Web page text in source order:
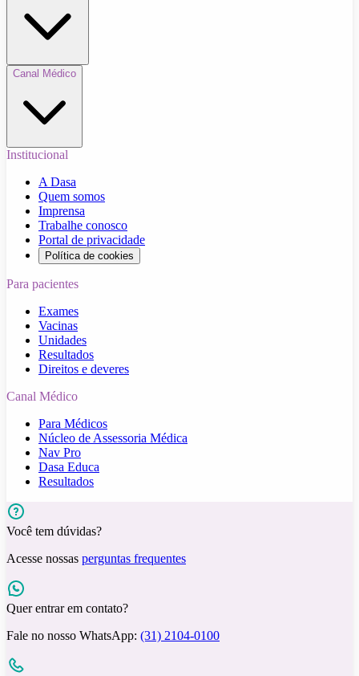
Canal Médico
Institucional
A Dasa
Quem somos
Imprensa
Trabalhe conosco
Portal de privacidade
Política de cookies
Para pacientes
Exames
Vacinas
Unidades
Resultados
Direitos e deveres
Canal Médico
Para Médicos
Núcleo de Assessoria Médica
Nav Pro
Dasa Educa
Resultados
Você tem dúvidas?
Acesse nossas perguntas frequentes
Quer entrar em contato?
Fale no nosso WhatsApp: (31) 2104-0100